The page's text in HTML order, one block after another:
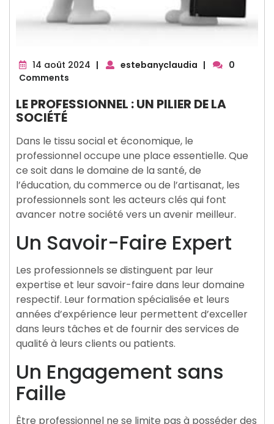
14 août 2024 14| estebanyclaudia |
0
Comments
LE PROFESSIONNEL : UN PILIER DE LA
SOCIÉTÉ
Dans le tissu social et économique, le
professionnel occupe une place essentielle. Que
ce soit dans le domaine de la santé, de
l’éducation, du commerce ou de l’artisanat, les
professionnels sont les acteurs clés qui font
avancer notre société vers un avenir meilleur.
Un Savoir-Faire Expert
Les professionnels se distinguent par leur
expertise et leur savoir-faire dans leur domaine
respectif. Leur formation spécialisée et leurs
années d’expérience leur permettent d’exceller
dans leurs tâches et de fournir des services de
qualité à leurs clients ou patients.
Un Engagement sans
Faille
Être professionnel ne se limite pas à posséder des